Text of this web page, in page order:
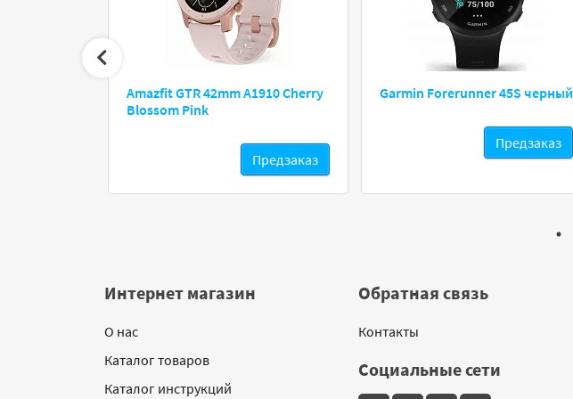
Amazfit GTR 42mm A1910 Cherry
Blossom Pink
Предзаказ
Garmin Forerunner 45S черный
Предзаказ
Интернет магазин
О нас
Каталог товаров
Каталог инструкций
Обратная связь
Контакты
Социальные сети